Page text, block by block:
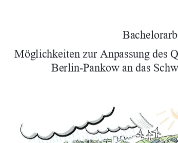
Möglichkeiten zur Anpassung des
Berlin-Pankow an das